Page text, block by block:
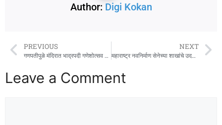
Author: Digi Kokan
PREVIOUS
गणपतीपुळे मंदिरात भाद्रपदी गणेशोत्सव सुरु
NEXT
महाराष्ट्र नवनिर्माण सेनेच्या शाखांचे उदघाटन
Leave a Comment